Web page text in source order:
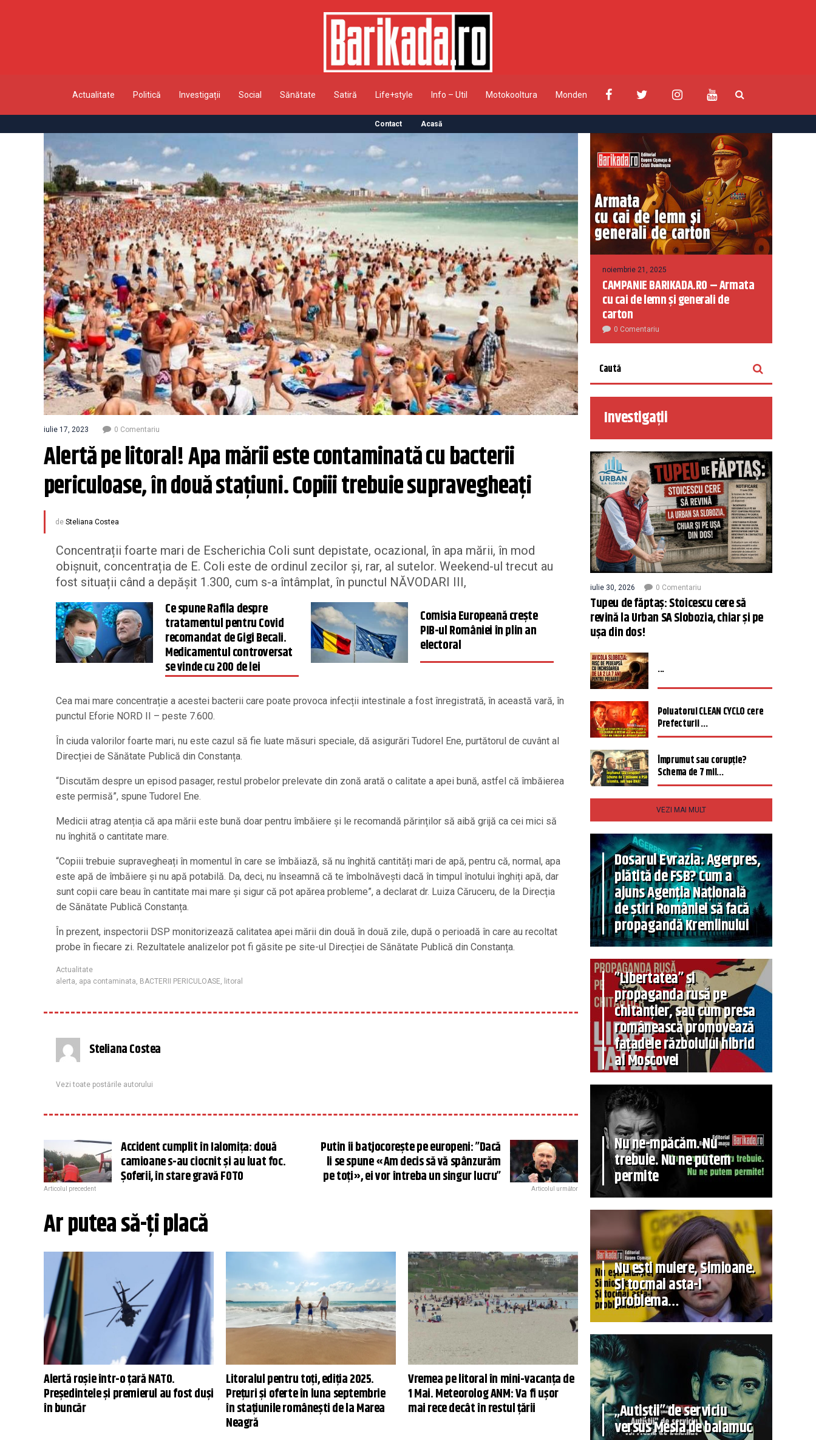
Actualitate Politică Investigații Social Sănătate Satiră Life+style Info – Util Motokooltura Monden
Contact Acasă
iulie 17, 2023 0 Comentariu
Alertă pe litoral! Apa mării este contaminată cu bacterii
periculoase, în două stațiuni. Copiii trebuie supravegheați
de Steliana Costea
Concentrații foarte mari de Escherichia Coli sunt depistate, ocazional, în apa mării, în mod
obișnuit, concentrația de E. Coli este de ordinul zecilor și, rar, al sutelor. Weekend-ul trecut au
fost situații când a depășit 1.300, cum s-a întâmplat, în punctul NĂVODARI III,
Ce spune Rafila despre
tratamentul pentru Covid
recomandat de Gigi Becali.
Medicamentul controversat
se vinde cu 200 de lei
Comisia Europeană crește
PIB-ul României în plin an
electoral
Cea mai mare concentrație a acestei bacterii care poate provoca infecții intestinale a fost înregistrată, în această vară, în
punctul Eforie NORD II – peste 7.600.
În ciuda valorilor foarte mari, nu este cazul să fie luate măsuri speciale, dă asigurări Tudorel Ene, purtătorul de cuvânt al
Direcției de Sănătate Publică din Constanța.
“Discutăm despre un episod pasager, restul probelor prelevate din zonă arată o calitate a apei bună, astfel că îmbăierea
este permisă”, spune Tudorel Ene.
Medicii atrag atenția că apa mării este bună doar pentru îmbăiere și le recomandă părinților să aibă grijă ca cei mici să
nu înghită o cantitate mare.
“Copiii trebuie supravegheați în momentul în care se îmbăiază, să nu înghită cantități mari de apă, pentru că, normal, apa
este apă de îmbăiere și nu apă potabilă. Da, deci, nu înseamnă că te îmbolnăvești dacă în timpul înotului înghiți apă, dar
sunt copii care beau în cantitate mai mare și sigur că pot apărea probleme”, a declarat dr. Luiza Căruceru, de la Direcția
de Sănătate Publică Constanța.
În prezent, inspectorii DSP monitorizează calitatea apei mării din două în două zile, după o perioadă în care au recoltat
probe în fiecare zi. Rezultatele analizelor pot fi găsite pe site-ul Direcției de Sănătate Publică din Constanța.
Actualitate
alerta apa contaminata BACTERII PERICULOASE litoral
Steliana Costea
Vezi toate postările autorului
Accident cumplit în Ialomița: două
camioane s-au ciocnit și au luat foc.
Șoferii, în stare gravă FOTO
Articolul precedent
Putin îi batjocorește pe europeni: ”Dacă
li se spune «Am decis să vă spânzurăm
pe toți», ei vor întreba un singur lucru”
Articolul următor
Ar putea să-ți placă
Alertă roșie într-o țară NATO.
Președintele și premierul au fost duși
în buncăr
Litoralul pentru toți, ediția 2025.
Prețuri și oferte în luna septembrie
în stațiunile românești de la Marea
Neagră
Vremea pe litoral în mini-vacanța de
1 Mai. Meteorolog ANM: Va fi uşor
mai rece decât în restul ţării
noiembrie 21, 2025
CAMPANIE BARIKADA.RO – Armata
cu cai de lemn și generali de
carton
0 Comentariu
Investigații
iulie 30, 2026 0 Comentariu
Tupeu de făptaș: Stoicescu cere să
revină la Urban SA Slobozia, chiar și pe
ușa din dos!
...
Poluatorul CLEAN CYCLO cere
Prefecturii ...
Împrumut sau corupție?
Schema de 7 mil...
VEZI MAI MULT
Dosarul Evrazia: Agerpres,
plătită de FSB? Cum a
ajuns Agenția Națională
de știri României să facă
propagandă Kremlinului
”Libertatea” și
propaganda rusă pe
chitanțier, sau cum presa
românească promovează
fațadele războiului hibrid
al Moscovei
Nu ne-mpăcăm. Nu
trebuie. Nu ne putem
permite
Nu ești muiere, Simioane.
Și tocmai asta-i
problema…
„Autiștii” de serviciu
versus Mesia de balamuc